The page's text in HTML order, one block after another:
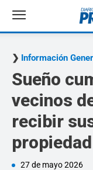
Información
Sueño
vecinos
recibir
propiedad
27 de mayo 2026